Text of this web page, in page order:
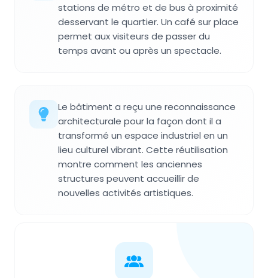
stations de métro et de bus à proximité
desservant le quartier. Un café sur place
permet aux visiteurs de passer du
temps avant ou après un spectacle.
Le bâtiment a reçu une reconnaissance
architecturale pour la façon dont il a
transformé un espace industriel en un
lieu culturel vibrant. Cette réutilisation
montre comment les anciennes
structures peuvent accueillir de
nouvelles activités artistiques.